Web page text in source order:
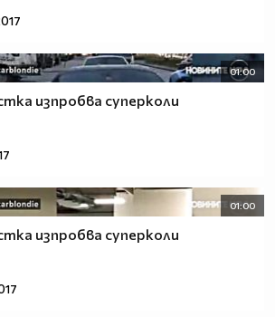
01:00
изпробва суперколи
01:00
изпробва суперколи